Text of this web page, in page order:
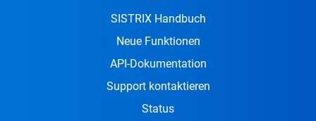
SISTRIX Handbuch
Neue Funktionen
API-Dokumentation
Support kontaktieren
Status